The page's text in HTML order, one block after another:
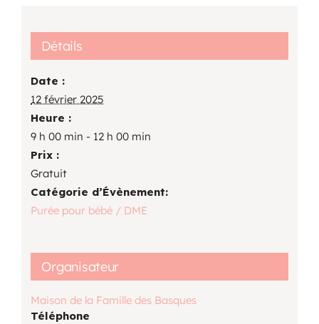
Détails
Date :
12 février 2025
Heure :
9 h 00 min - 12 h 00 min
Prix :
Gratuit
Catégorie d’Évènement:
Purée pour bébé / DME
Organisateur
Maison de la Famille des Basques
Téléphone